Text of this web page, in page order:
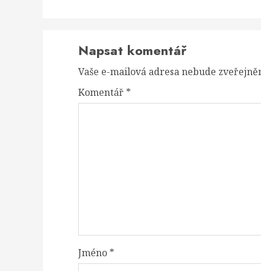
Napsat komentář
Vaše e-mailová adresa nebude
Komentář *
Jméno *